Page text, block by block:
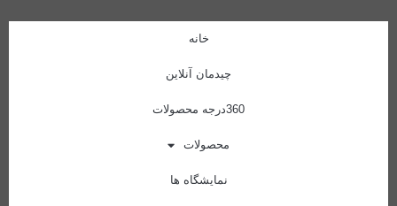
خانه
چیدمان آنلاین
360درجه محصولات
محصولات
نمایشگاه ها